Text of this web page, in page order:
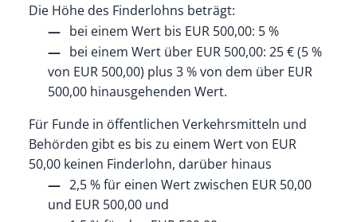
Die Höhe des Finderlohns beträgt:
bei einem Wert bis EUR 500,00: 5 %
bei einem Wert über EUR 500,00: 25 € (5 %
von EUR 500,00) plus 3 % von dem über EUR
500,00 hinausgehenden Wert.
Für Funde in öffentlichen Verkehrsmitteln und
Behörden gibt es bis zu einem Wert von EUR
50,00 keinen Finderlohn, darüber hinaus
2,5 % für einen Wert zwischen EUR 50,00
und EUR 500,00 und